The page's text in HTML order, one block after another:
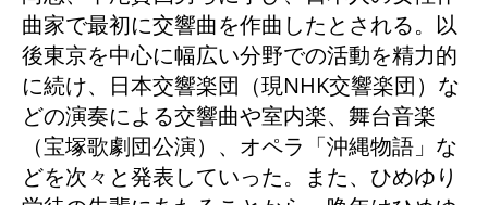
曲家で最初に交響曲を作曲したとされる。以
後東京を中心に幅広い分野での活動を精力的
に続け、日本交響楽団（現NHK交響楽団）な
どの演奏による交響曲や室内楽、舞台音楽
（宝塚歌劇団公演）、オペラ「沖縄物語」な
どを次々と発表していった。また、ひめゆり